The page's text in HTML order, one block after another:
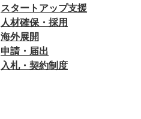
スタートアップ支援
人材確保・採用
海外展開
申請・届出
入札・契約制度